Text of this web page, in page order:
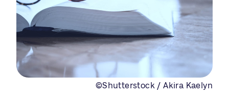
©Shutterstock / Akira Kaelyn